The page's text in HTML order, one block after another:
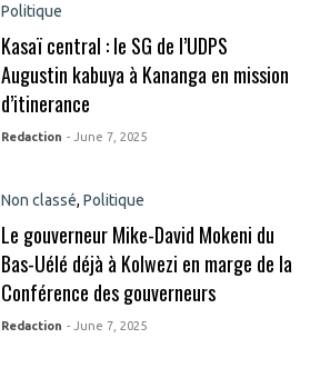
Politique
Kasaï central : le SG de l’UDPS
Augustin kabuya à Kananga en mission
d’itinerance
Redaction - June 7, 2025
Non classé, Politique
Le gouverneur Mike-David Mokeni du
Bas-Uélé déjà à Kolwezi en marge de la
Conférence des gouverneurs
Redaction - June 7, 2025